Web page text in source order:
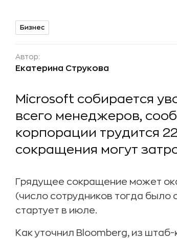
Бизнес
Автор:
Екатерина Струкова
Microsoft собирается
всего менеджеров,
корпорации трудится
сокращения могут
Грядущее сокращение может
(число сотрудников тогда было
стартует в июле.
Как уточнил Bloomberg, из